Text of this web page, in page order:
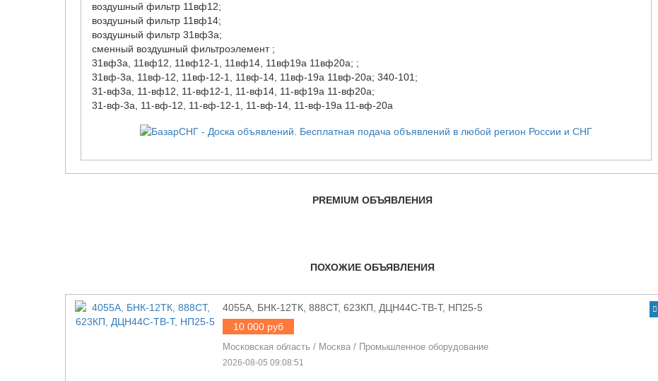
воздушный фильтр 11вф12;
воздушный фильтр 11вф14;
воздушный фильтр 31вф3а;
сменный воздушный фильтроэлемент ;
31вф3а, 11вф12, 11вф12-1, 11вф14, 11вф19а 11вф20а; ;
31вф-3а, 11вф-12, 11вф-12-1, 11вф-14, 11вф-19а 11вф-20а; 340-101;
31-вф3а, 11-вф12, 11-вф12-1, 11-вф14, 11-вф19а 11-вф20а;
31-вф-3а, 11-вф-12, 11-вф-12-1, 11-вф-14, 11-вф-19а 11-вф-20а
PREMIUM ОБЪЯВЛЕНИЯ
ПОХОЖИЕ ОБЪЯВЛЕНИЯ
4055А, БНК-12ТК, 888СТ, 623КП, ДЦН44С-ТВ-Т, НП25-5
10 000 руб
Московская область / Москва/ Промышленное оборудование
2026-08-05 09:08:51